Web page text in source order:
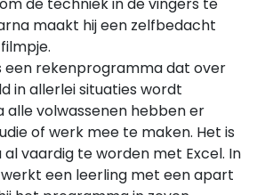
maakt hij een zelfbedacht
een rekenprogramma dat over
in allerlei situaties wordt
alle volwassenen hebben er
of werk mee te maken. Het is
al vaardig te worden met Excel. In
een leerling met een apart